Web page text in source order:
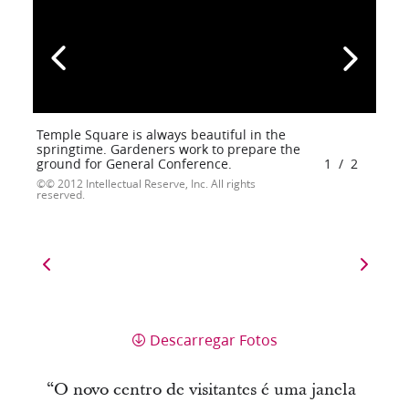
Temple Square is always beautiful in the
springtime. Gardeners work to prepare the
ground for General Conference.
© 2012 Intellectual Reserve, Inc. All rights
reserved.
1 / 2
Descarregar Fotos
“O novo centro de visitantes é uma janela